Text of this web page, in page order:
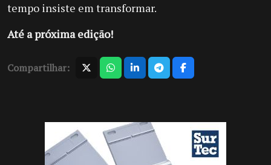
tempo insiste em transformar.
Até a próxima edição!
Compartilhar: